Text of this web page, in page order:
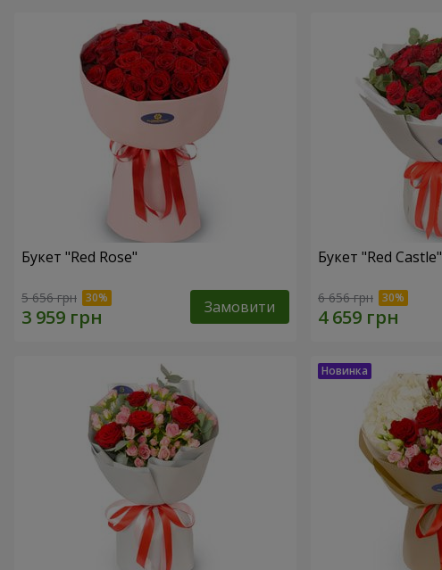
Букет "Red Rose"
5 656 грн Замовити
Букет "Red Castle"
6 656 грн